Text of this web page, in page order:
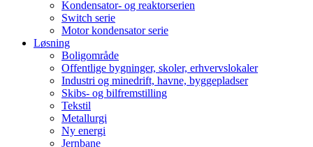
Kondensator- og reaktorserien
Switch serie
Motor kondensator serie
Løsning
Boligområde
Offentlige bygninger, skoler, erhvervslokaler
Industri og minedrift, havne, byggepladser
Skibs- og bilfremstilling
Tekstil
Metallurgi
Ny energi
Jernbane